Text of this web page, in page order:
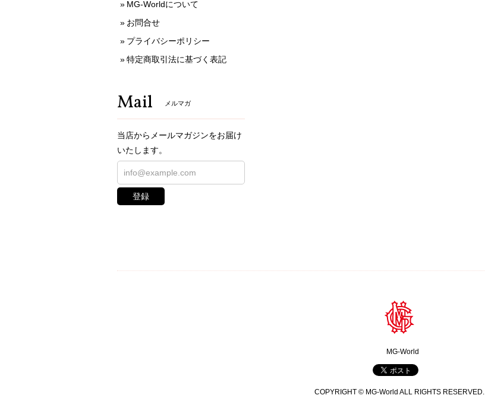
MG-Worldについて
お問合せ
プライバシーポリシー
特定商取引法に基づく表記
Mail メルマガ
当店からメールマガジンをお届け
いたします。
登録
MG-World
COPYRIGHT © MG-World ALL RIGHTS RESERVED.